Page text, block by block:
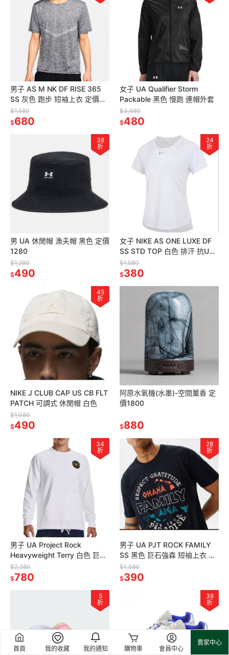
首頁 我的收藏 我的通知 購物車 會員中心
賣家中心
男子 AS M NK DF RISE 365
SS 灰色 跑步 短袖上衣 定價
1580
$1,580
$680
女子 UA Qualifier Storm
Packable 黑色 慢跑 連帽外套
$3,680
$480
38
折
男 UA 休閒帽 漁夫帽 黑色 定價
1280
$1,280
$490
24
折
女子 NIKE AS ONE LUXE DF
SS STD TOP 白色 排汗 抗UV
訓練 反光LOGO 短袖上衣
$1,580
$380
45
折
NIKE J CLUB CAP US CB FLT
PATCH 可調式 休閒帽 白色
$1,080
$490
阿原水氧機(水墨)-空間薰香 定
價1800
$880
34
折
男子 UA Project Rock
Heavyweight Terry 白色 巨石
強森 長袖圓領上衣
$2,280
$780
28
折
男子 UA PJT ROCK FAMILY
SS 黑色 巨石強森 短袖上衣 美
版偏大
$1,380
$390
5
折
38
折